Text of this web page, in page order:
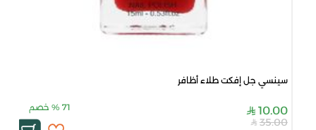
سينسي جل إفكت طلاء أظافر
10.00
71
% خصم
35.00